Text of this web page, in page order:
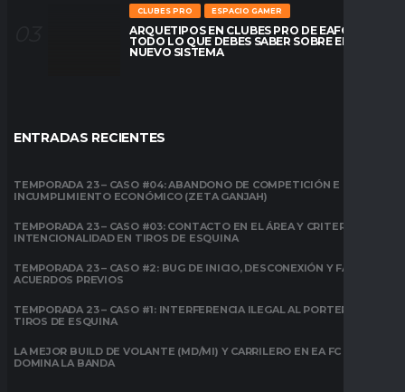
CLUBES PRO ESPACIO GAMER
ARQUETIPOS EN CLUBES PRO DE EAFC26:
TODO LO QUE DEBES SABER SOBRE EL
NUEVO SISTEMA
ENTRADAS RECIENTES
TEMPORADA 23 – CASO #04: ABANDONO DE COMPETICIÓN E
INCUMPLIMIENTO ECONÓMICO (ZETA GANJAH)
TEMPORADA 23 – CASO #03: CONTACTO EN EL ÁREA Y CRITERIO DE
INTENCIONALIDAD EN TIROS DE ESQUINA
TEMPORADA 23 – CASO #2: BUG DE INICIO, DESCONEXIÓN Y FALTA DE
ACUERDOS PREVIOS
TEMPORADA 23 – CASO #1: INTERFERENCIA ILEGAL AL PORTERO EN
TIROS DE ESQUINA
LA MEJOR BUILD DE VOLANTE (MD/MI) Y CARRILERO EN EA FC 26:
DOMINA LA BANDA